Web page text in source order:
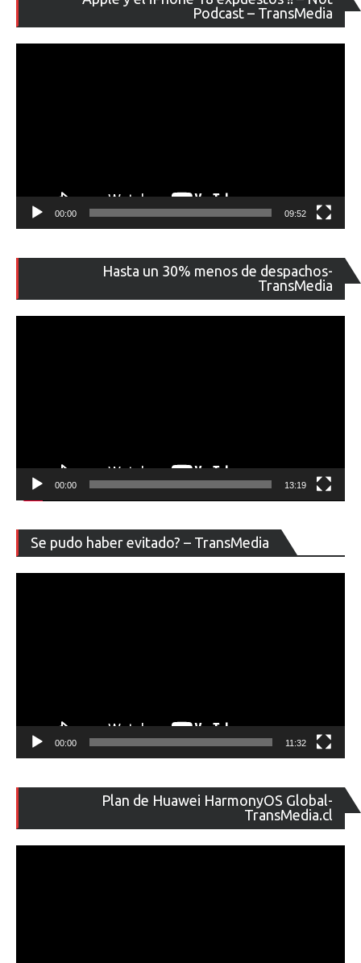
Podcast – TransMedia
de
00:00 09:52
Hasta un 30% menos de despachos-
TransMedia
de
00:00 13:19
Se pudo haber evitado? – TransMedia
de
00:00 11:32
Plan de Huawei HarmonyOS Global-
TransMedia.cl
de